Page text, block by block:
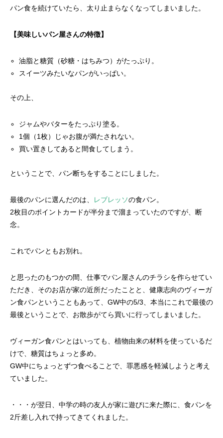
パン食を続けていたら、太り止まらなくなってしまいました。
【美味しいパン屋さんの特徴】
油脂と糖質（砂糖・はちみつ）がたっぷり。
スイーツみたいなパンがいっぱい。
その上、
ジャムやバターをたっぷり塗る。
1個（1枚）じゃお腹が満たされない。
買い置きしてあると間食してしまう。
ということで、パン断ちをすることにしました。
最後のパンに選んだのは、 レブレッソの食パン。
2枚目のポイントカードが半分まで溜まっていたのですが、断
念。
これでパンともお別れ。
と思ったのもつかの間、仕事でパン屋さんのチラシを作らせてい
ただき、そのお店が家の近所だったことと、健康志向のヴィーガ
ン食パンということもあって、GW中の5/3、本当にこれで最後の
最後ということで、お散歩がてら買いに行ってしまいました。
ヴィーガン食パンとはいっても、植物由来の材料を使っているだ
けで、糖質はちょっと多め。
GW中にちょっとずつ食べることで、罪悪感を軽減しようと考え
ていました。
・・・が翌日、中学の時の友人が家に遊びに来た際に、食パンを
2斤差し入れで持ってきてくれました。